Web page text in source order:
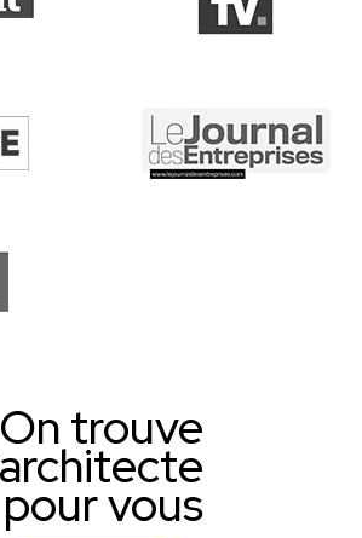
On trouve
pour vous